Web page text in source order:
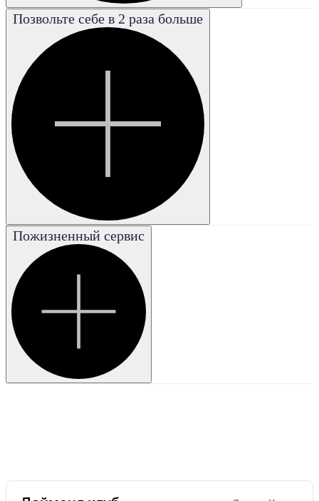
Poor
Плохая
Good
Хорошая
Excellent
Отличная
Fair
Удовле-
творительная
Very good
Позвольте себе в 2 раза больше
Пожизненный сервис